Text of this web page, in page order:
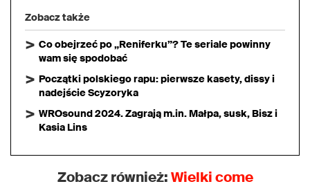
Zobacz także
Co obejrzeć po „Reniferku”? Te seriale powinny
wam się spodobać
Początki polskiego rapu: pierwsze kasety, dissy i
nadejście Scyzoryka
WROsound 2024. Zagrają m.in. Małpa, susk, Bisz i
Kasia Lins
Zobacz również:Wielki come